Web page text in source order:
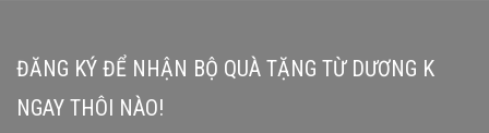
ĐĂNG KÝ ĐỂ NHẬN BỘ QUÀ TẶNG TỪ DƯƠNG K
NGAY THÔI NÀO!